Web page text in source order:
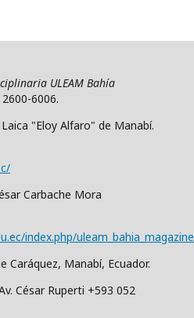
ULEAM Bahía
6006.
"Eloy Alfaro" de Manabí.
Carbache Mora
index.php/
Caráquez, Manabí, Ecuador.
César Ruperti +593 052